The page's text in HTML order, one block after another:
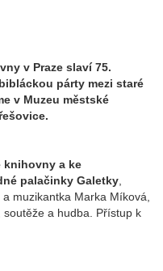
v Praze slaví 75.
párty mezi staré
v Muzeu městské
knihovny a ke
palačinky Galetky
muzikantka Marka Míková,
a hudba. Přístup k